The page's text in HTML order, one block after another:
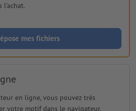
l'achat.
mes fichiers
en ligne, vous pouvez très
votre motif dans le navigateur.